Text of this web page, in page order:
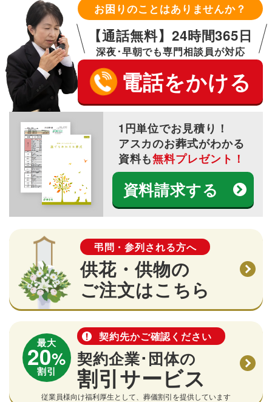
お困りのことはありませんか？
【通話無料】24時間365日
深夜･早朝でも専門相談員が対応
電話をかける
1円単位でお見積り！
アスカのお葬式がわかる
資料も無料プレゼント！
資料請求する
弔問・参列される方へ
供花・供物の
ご注文はこちら
最大
20%
割引
契約先かご確認ください
契約企業･団体の
割引サービス
従業員様向け福利厚生として、葬儀割引を提供しています